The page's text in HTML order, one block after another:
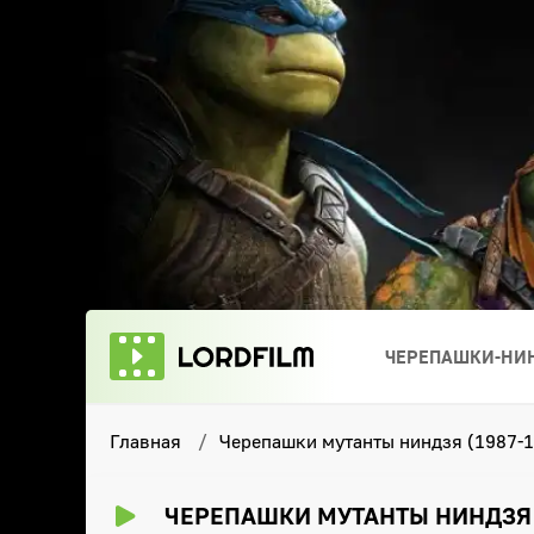
ЧЕРЕПАШКИ-
Главная Черепашки мутанты ниндзя (1987-
ЧЕРЕПАШКИ МУТАНТЫ НИНДЗЯ